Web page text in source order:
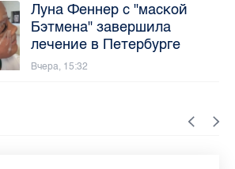
Луна Феннер с "маской
Бэтмена" завершила
лечение в Петербурге
Вчера, 15:32